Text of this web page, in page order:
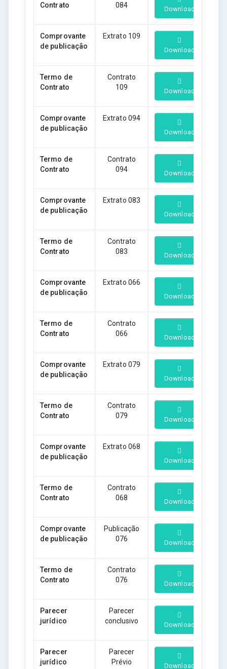
Contrato
084
Download
Comprovante
de publicação
Extrato 109
Download
Termo de
Contrato
Contrato
109
Download
Comprovante
de publicação
Extrato 094
Download
Termo de
Contrato
Contrato
094
Download
Comprovante
de publicação
Extrato 083
Download
Termo de
Contrato
Contrato
083
Download
Comprovante
de publicação
Extrato 066
Download
Termo de
Contrato
Contrato
066
Download
Comprovante
de publicação
Extrato 079
Download
Termo de
Contrato
Contrato
079
Download
Comprovante
de publicação
Extrato 068
Download
Termo de
Contrato
Contrato
068
Download
Comprovante
de publicação
Publicação
076
Download
Termo de
Contrato
Contrato
076
Download
Parecer
jurídico
Parecer
conclusivo
Download
Parecer
jurídico
Parecer
Prévio
Download